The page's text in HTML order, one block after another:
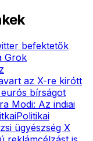
befektetők
Grok
az X-re kirótt
bírságot
Modi: Az indiai
Politikai
ügyészség X